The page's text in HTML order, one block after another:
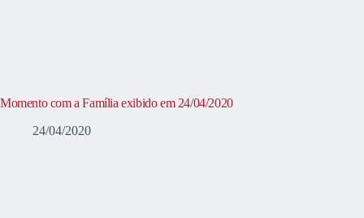
Momento com a Família exibido em 24/04/2020
24/04/2020